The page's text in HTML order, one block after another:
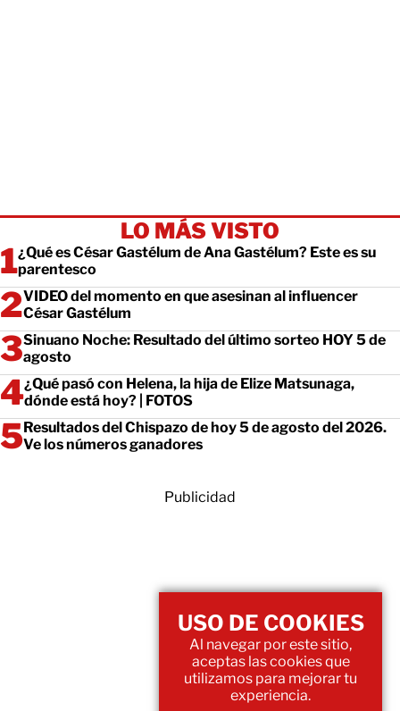
LO MÁS VISTO
¿Qué es César Gastélum de Ana Gastélum? Este es su
parentesco
VIDEO del momento en que asesinan al influencer
César Gastélum
Sinuano Noche: Resultado del último sorteo HOY 5 de
agosto
¿Qué pasó con Helena, la hija de Elize Matsunaga,
dónde está hoy? | FOTOS
Resultados del Chispazo de hoy 5 de agosto del 2026.
Ve los números ganadores
Publicidad
USO DE COOKIES
Al navegar por este sitio,
aceptas las cookies que
utilizamos para mejorar tu
experiencia.